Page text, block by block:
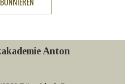
Anton